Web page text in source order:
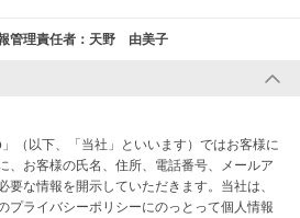
管理責任者： 天野 由美子
（以下、「当社」といいます）ではお客様に
、お客様の氏名、住所、電話番号、メールア
要な情報を開示していただきます。当社は、
プライバシーポリシーにのっとって個人情報